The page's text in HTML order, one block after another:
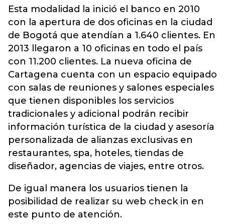
Esta modalidad la inició el banco en 2010
con la apertura de dos oficinas en la ciudad
de Bogotá que atendían a 1.640 clientes. En
2013 llegaron a 10 oficinas en todo el país
con 11.200 clientes. La nueva oficina de
Cartagena cuenta con un espacio equipado
con salas de reuniones y salones especiales
que tienen disponibles los servicios
tradicionales y adicional podrán recibir
información turística de la ciudad y asesoría
personalizada de alianzas exclusivas en
restaurantes, spa, hoteles, tiendas de
diseñador, agencias de viajes, entre otros.
De igual manera los usuarios tienen la
posibilidad de realizar su web check in en
este punto de atención.